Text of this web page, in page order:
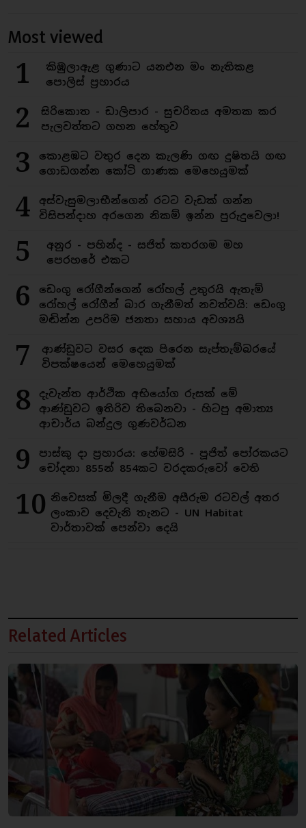
Most viewed
1
කිඹුලාඇළ ගුණාට යනඑන මං නැතිකළ
පොලිස් ප්‍රහාරය
2
සිරිකොත - ඩාලිපාර - සුචරිතය අමතක කර
පැලවත්තට ගහන හේතුව
3
කොළඹට වතුර දෙන කැලණි ගඟ දුෂිතයි ගඟ
ගොඩගන්න කෝටි ගාණක මෙහෙයුමක්
4
අස්වැසුමලාභීන්ගෙන් රටට වැඩක් ගන්න
විසිපන්දාහ අරගෙන නිකම් ඉන්න පුරුදුවෙලා!
5
අනුර - පහින්ද - සජිත් කතරගම මහ
පෙරහරේ එකට
6
ඩෙංගු රෝගීන්ගෙන් රෝහල් උතුරයි ඇතැම්
රෝහල් රෝගීන් බාර ගැනීමත් නවත්වයි: ඩෙංගු
මඬින්න උපරිම ජනතා සහාය අවශ්‍යයි
7
ආණ්ඩුවට වසර දෙක පිරෙන සැප්තැම්බරයේ
විපක්ෂයෙන් මෙහෙයුමක්
8
දැවැන්ත ආර්ථික අභියෝග රුසක් මේ
ආණ්ඩුවට ඉතිරිව තිබෙනවා - හිටපු අමාත්‍ය
ආචාර්ය බන්දුල ගුණවර්ධන
9
පාස්කු දා ප්‍රහාරය: හේමසිරි - පූජිත් පෝරකයට
චෝදනා 855න් 854කට වරදකරුවෝ වෙති
10 නිවෙසක් මිලදී ගැනීම අසීරුම රටවල් අතර
ලංකාව දෙවැනි තැනට - UN Habitat
වාර්තාවක් පෙන්වා දෙයි
Related Articles